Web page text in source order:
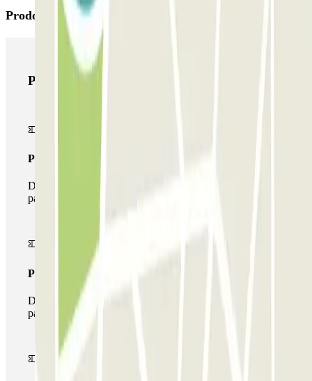
Prodotti di Parclick
Prodotti di Parclick
Pass unico
Durante il tuo soggiorno potrai entrare e uscire dal
parcheggio una sola volta
Pass multiparking
Durante il tuo soggiorno potrai usufruire dell'intera rete di
parcheggi disponibili su Parclick.